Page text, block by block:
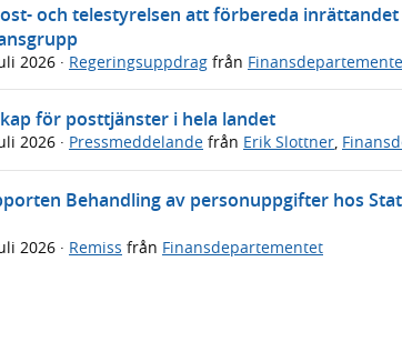
och telestyrelsen att förbereda
2026 · Regeringsuppdrag från
för posttjänster i hela landet
2026 · Pressmeddelande från Erik Slottner,
Behandling av personuppgifter hos
2026 · Remiss från Finansdepartementet